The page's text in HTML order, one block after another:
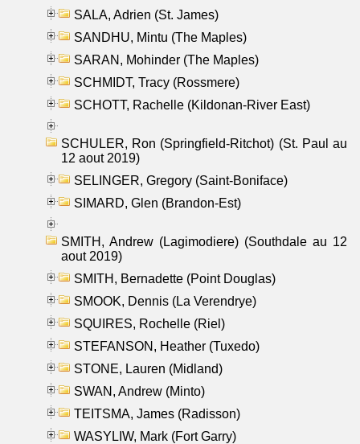
SALA, Adrien (St. James)
SANDHU, Mintu (The Maples)
SARAN, Mohinder (The Maples)
SCHMIDT, Tracy (Rossmere)
SCHOTT, Rachelle (Kildonan-River East)
SCHULER, Ron (Springfield-Ritchot) (St. Paul au
12 aout 2019)
SELINGER, Gregory (Saint-Boniface)
SIMARD, Glen (Brandon-Est)
SMITH, Andrew (Lagimodiere) (Southdale au 12
aout 2019)
SMITH, Bernadette (Point Douglas)
SMOOK, Dennis (La Verendrye)
SQUIRES, Rochelle (Riel)
STEFANSON, Heather (Tuxedo)
STONE, Lauren (Midland)
SWAN, Andrew (Minto)
TEITSMA, James (Radisson)
WASYLIW, Mark (Fort Garry)